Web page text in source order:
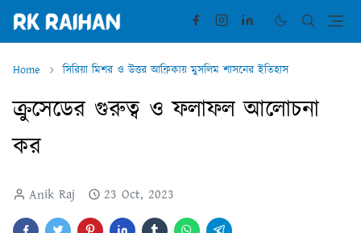
Home সিরিয়া মিশর ও উত্তর আফ্রিকায় মুসলিম শাসনের ইতিহাস
ক্রুসেডের গুরুত্ব ও ফলাফল আলোচনা
কর
Anik Raj 23 Oct, 2023